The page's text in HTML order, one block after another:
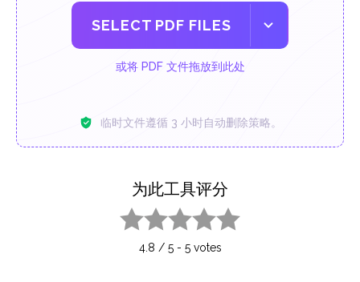
SELECT PDF FILES
或将 PDF 文件拖放到此处
临时文件遵循 3 小时自动删除策略。
为此工具评分
4.8 / 5- 5votes